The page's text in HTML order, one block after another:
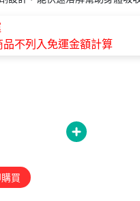
不列入免運金額計算
買